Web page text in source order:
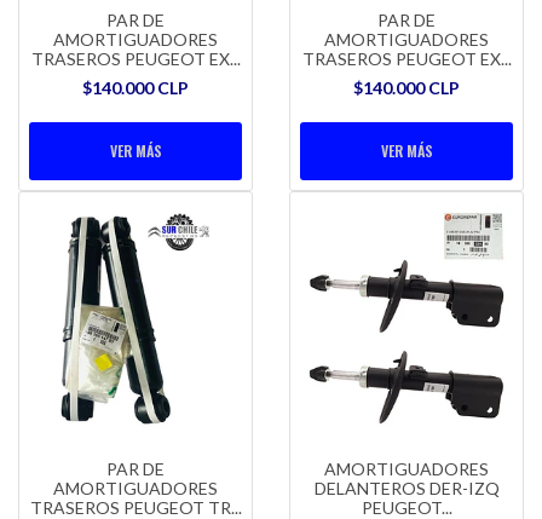
PAR DE
AMORTIGUADORES
TRASEROS PEUGEOT EX...
$140.000 CLP
VER MÁS
PAR DE
AMORTIGUADORES
TRASEROS PEUGEOT EX...
$140.000 CLP
VER MÁS
PAR DE
AMORTIGUADORES
TRASEROS PEUGEOT TR...
AMORTIGUADORES
DELANTEROS DER-IZQ
PEUGEOT...